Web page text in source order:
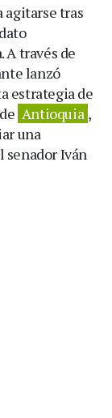
agitarse tras
A través de
lanzó
estrategia de
Antioquia ,
una
senador Iván